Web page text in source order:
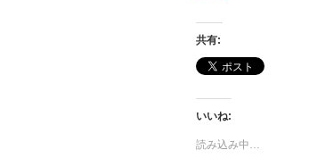
共有:
いいね:
読み込み中…